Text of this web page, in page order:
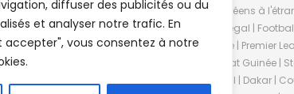
diffuser des publicités ou du
et analyser notre trafic. En
accepter", vous consentez à notre
Clubs de football en Guinée | Footballeurs guinéens à
de Guinée de football | Mercato | Lions du Sénégal |
News | Match en direct | But | Actualité au Guinée | Premier
| Handball Guinee | Match Guinee | Championnat Guinée |
de Guinée | Senegal Equipe | Guinée | Le Senegal | Dakar |